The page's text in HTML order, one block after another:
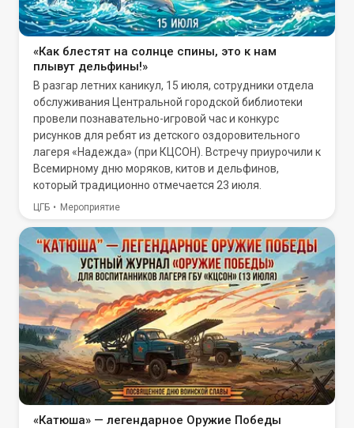
«Как блестят на солнце спины, это к нам
плывут дельфины!»
В разгар летних каникул, 15 июля, сотрудники отдела
обслуживания Центральной городской библиотеки
провели познавательно-игровой час и конкурс
рисунков для ребят из детского оздоровительного
лагеря «Надежда» (при КЦСОН). Встречу приурочили к
Всемирному дню моряков, китов и дельфинов,
который традиционно отмечается 23 июля.
ЦГБ Мероприятие
«Катюша» — легендарное Оружие Победы